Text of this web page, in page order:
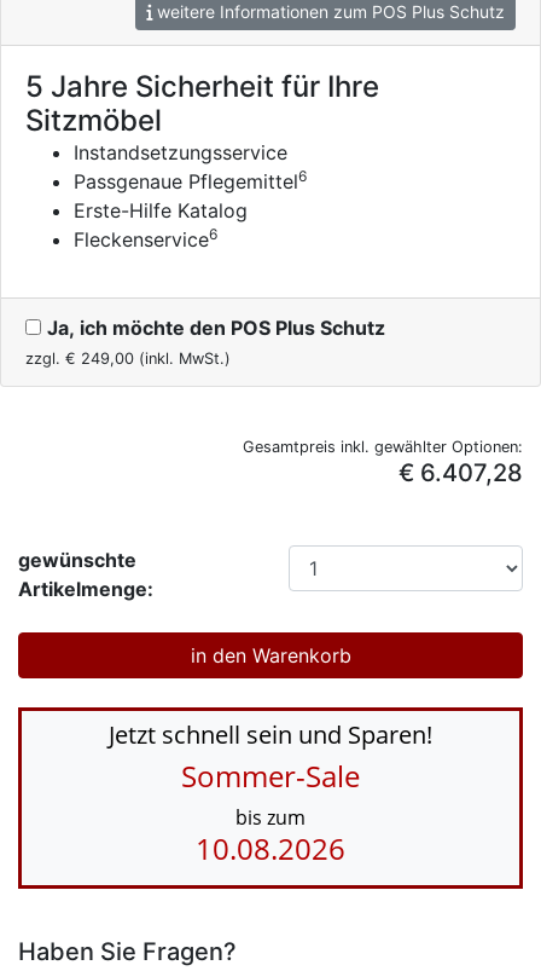
weitere Informationen zum POS Plus Schutz
5 Jahre Sicherheit für Ihre
Sitzmöbel
Instandsetzungsservice
Passgenaue Pflegemittel6
Erste-Hilfe Katalog
Fleckenservice6
Ja, ich möchte den POS Plus Schutz
zzgl. € 249,00 (inkl. MwSt.)
Gesamtpreis inkl. gewählter Optionen:
€ 6.407,28
gewünschte
Artikelmenge:
Jetzt schnell sein und Sparen!
Sommer-Sale
bis zum
10.08.2026
Haben Sie Fragen?